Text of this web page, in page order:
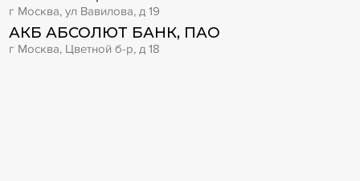
г Москва, ул Вавилова, д 19
АКБ АБСОЛЮТ БАНК, ПАО
г Москва, Цветной б-р, д 18